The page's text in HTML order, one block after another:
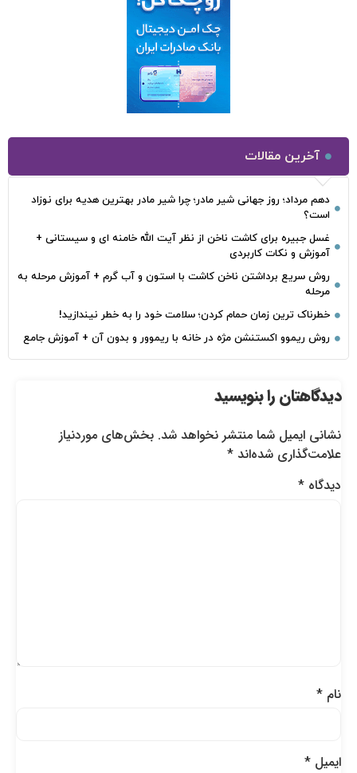
آخرین مقالات
دهم مرداد؛ روز جهانی شیر مادر؛ چرا شیر مادر بهترین هدیه برای نوزاد
است؟
غسل جبیره برای کاشت ناخن از نظر آیت الله خامنه ای و سیستانی +
آموزش و نکات کاربردی
روش سریع برداشتن ناخن کاشت با استون و آب گرم + آموزش مرحله به
مرحله
خطرناک‌ ترین زمان‌ حمام کردن؛ سلامت خود را به خطر نیندازید!
روش ریموو اکستنشن مژه در خانه با ریموور و بدون آن + آموزش جامع
دیدگاهتان را بنویسید
نشانی ایمیل شما منتشر نخواهد شد. بخش‌های موردنیاز
علامت‌گذاری شده‌اند*
دیدگاه*
نام*
ایمیل*